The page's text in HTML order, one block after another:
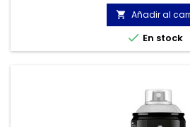
 Añadir al
 En stock